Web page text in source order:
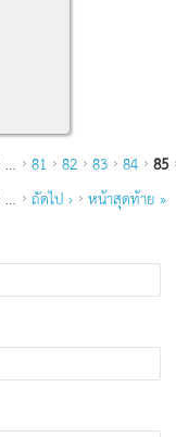
… 81 82 83 84 85
… ถัดไป ›
หน้าสุดท้าย »